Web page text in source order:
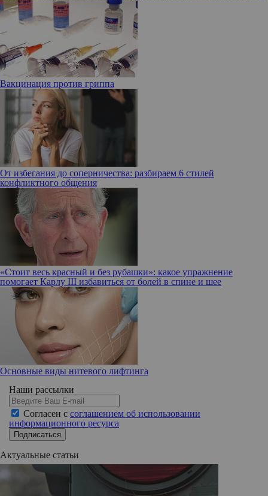
Вакцинация против гриппа
От избегания до соперничества: разбираем 6 стилей
конфликтного общения
«Стоит весь красный и без рубашки»: какое упражнение
помогает Карлу III избавиться от болей в спине и шее
Основные виды нитевого лифтинга
Наши рассылки
Согласен с соглашением об использовании
информационного ресурса
Подписаться
Актуальные статьи